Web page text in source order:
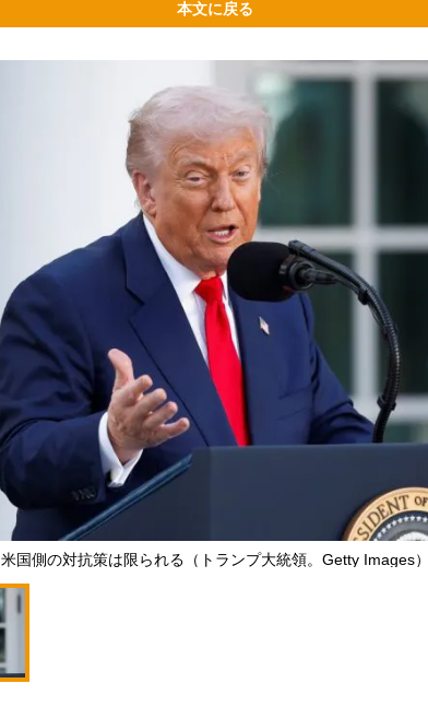
本文に戻る
米国側の対抗策は限られる（トランプ大統領。Getty Images）